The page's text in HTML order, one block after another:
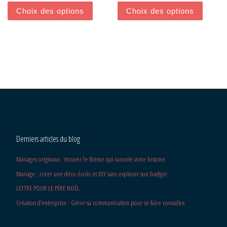
Choix des options Choix des options
Derniers articles du blog
Mariages originaux : trouvez le thème qui raconte votre histoire
Mariage : créer une déco écolo et DIY sans exploser son budget
LETTRE POUR LE PÈRE NOËL
Création d’entreprise : Gérer sa communication pour se faire connaître